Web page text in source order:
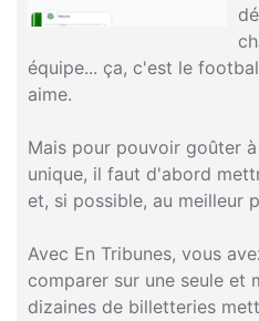
équipe... ça, c'est le
aime.
Mais pour pouvoir goûter
unique, il faut d'abord
et, si possible, au meilleur
Avec En Tribunes, vous
comparer sur une seule et
dizaines de billetteries